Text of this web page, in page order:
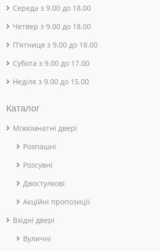
Середа з 9.00 до 18.00
Четвер з 9.00 до 18.00
П'ятниця з 9.00 до 18.00
Субота з 9.00 до 17.00
Неділя з 9.00 до 15.00
Каталог
Міжкімнатні двері
Розпашні
Розсувні
Двостулкові
Акційні пропозиції
Вхідні двері
Вуличні